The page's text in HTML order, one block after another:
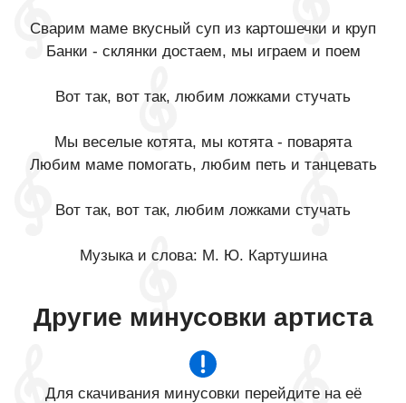
Сварим маме вкусный суп из картошечки и круп
Банки - склянки достаем, мы играем и поем
Вот так, вот так, любим ложками стучать
Мы веселые котята, мы котята - поварята
Любим маме помогать, любим петь и танцевать
Вот так, вот так, любим ложками стучать
Музыка и слова: М. Ю. Картушина
Другие минусовки артиста
Для скачивания минусовки перейдите на её